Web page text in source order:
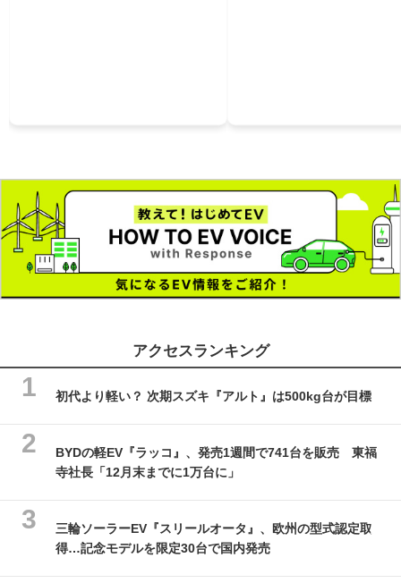
アクセスランキング
初代より軽い？ 次期スズキ『アルト』は500kg台が目標
BYDの軽EV『ラッコ』、発売1週間で741台を販売 東福
寺社長「12月末までに1万台に」
三輪ソーラーEV『スリールオータ』、欧州の型式認定取
得…記念モデルを限定30台で国内発売